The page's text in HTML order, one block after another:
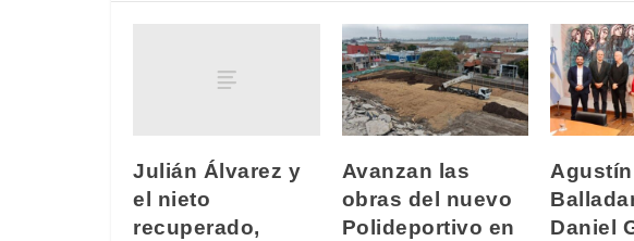
Julián Álvarez y
el nieto
recuperado,
Avanzan las
obras del nuevo
Polideportivo en
Agustín
Daniel